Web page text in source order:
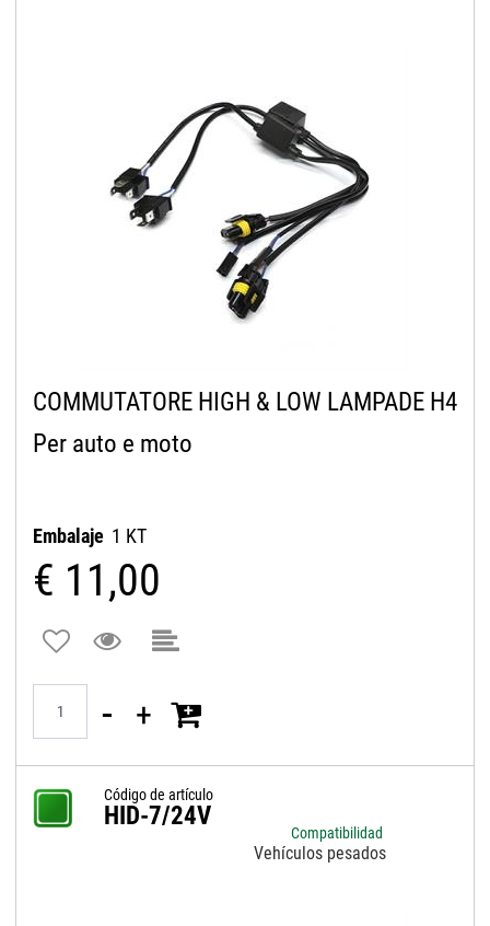
COMMUTATORE HIGH & LOW LAMPADE H4
Per auto e moto
Embalaje 1 KT
€ 11,00
Código de artículo
HID-7/24V
Compatibilidad
Vehículos pesados